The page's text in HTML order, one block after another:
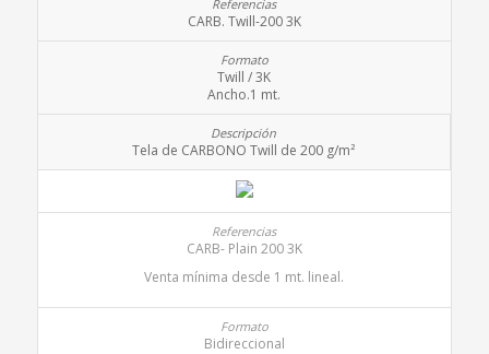
CARB. Twill-200 3K
Twill / 3K
Ancho.1 mt.
Tela de CARBONO Twill de 200 g/m²
CARB- Plain 200 3K
Venta mínima desde 1 mt. lineal.
Bidireccional